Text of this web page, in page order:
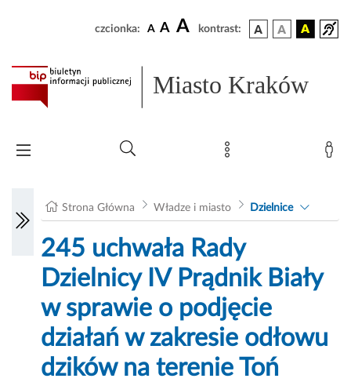
czcionka: A A A kontrast:
Miasto Kraków
Strona Główna Władze i miasto Dzielnice
245 uchwała Rady
Dzielnicy IV Prądnik Biały
w sprawie o podjęcie
działań w zakresie odłowu
dzików na terenie Toń